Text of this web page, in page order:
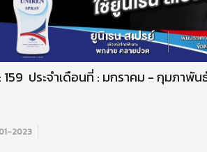
159 ประจำเดือนที่ : มกราคม - กุมภาพั
2023